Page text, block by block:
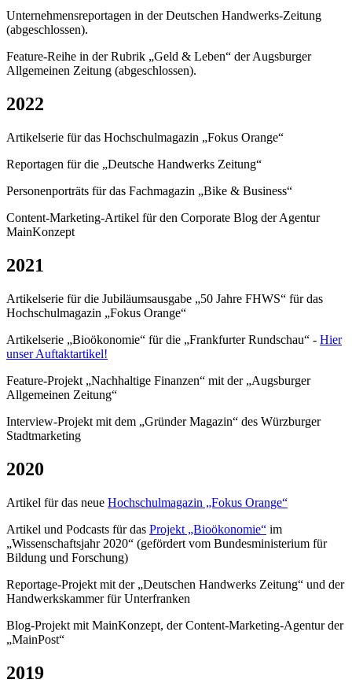
Unternehmensreportagen in der Deutschen Handwerks-Zeitung
(abgeschlossen).
Feature-Reihe in der Rubrik „Geld & Leben“ der Augsburger
Allgemeinen Zeitung (abgeschlossen).
2022
Artikelserie für das Hochschulmagazin „Fokus Orange“
Reportagen für die „Deutsche Handwerks Zeitung“
Personenporträts für das Fachmagazin „Bike & Business“
Content-Marketing-Artikel für den Corporate Blog der Agentur
MainKonzept
2021
Artikelserie für die Jubiläumsausgabe „50 Jahre FHWS“ für das
Hochschulmagazin „Fokus Orange“
Artikelserie „Bioökonomie“ für die „Frankfurter Rundschau“ - Hier
unser Auftaktartikel!
Feature-Projekt „Nachhaltige Finanzen“ mit der „Augsburger
Allgemeinen Zeitung“
Interview-Projekt mit dem „Gründer Magazin“ des Würzburger
Stadtmarketing
2020
Artikel für das neue Hochschulmagazin „Fokus Orange“
Artikel und Podcasts für das Projekt „Bioökonomie“ im
„Wissenschaftsjahr 2020“ (gefördert vom Bundesministerium für
Bildung und Forschung)
Reportage-Projekt mit der „Deutschen Handwerks Zeitung“ und der
Handwerkskammer für Unterfranken
Blog-Projekt mit MainKonzept, der Content-Marketing-Agentur der
„MainPost“
2019